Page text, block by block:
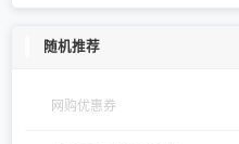
随机推荐
网购优惠券